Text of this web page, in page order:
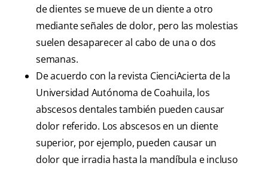
de dientes se mueve de un diente a otro
mediante señales de dolor, pero las molestias
suelen desaparecer al cabo de una o dos
semanas.
De acuerdo con la revista CienciAcierta de la
Universidad Autónoma de Coahuila, los
abscesos dentales también pueden causar
dolor referido. Los abscesos en un diente
superior, por ejemplo, pueden causar un
dolor que irradia hasta la mandíbula e incluso